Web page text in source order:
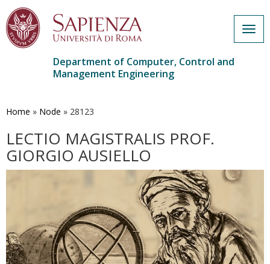
main
Department of Computer, Control and
Management Engineering
Home » Node » 28123
LECTIO MAGISTRALIS PROF.
GIORGIO AUSIELLO